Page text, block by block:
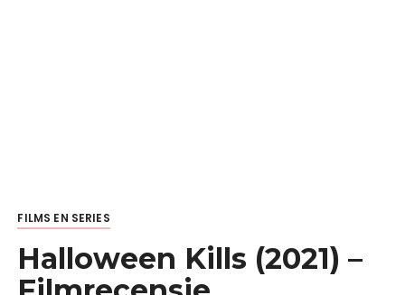
FILMS EN SERIES
Halloween Kills (2021) –